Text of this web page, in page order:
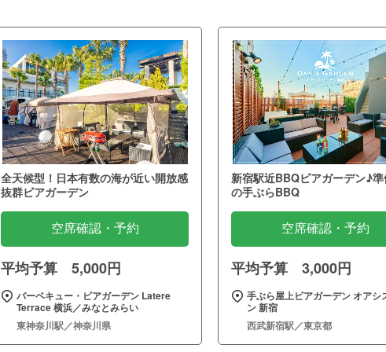
全天候型！日本有数の海が近い開放感
抜群ビアガーデン
空席確認・予約
平均予算 5,000円
バーベキュー・ビアガーデン Latere
Terrace 横浜／みなとみらい
東神奈川駅／神奈川県
新宿駅近BBQビアガーデン♪
の手ぶらBBQ
空席確認・予約
平均予算 3,000円
手ぶら屋上ビアガーデン オアシ
ン 新宿
西武新宿駅／東京都